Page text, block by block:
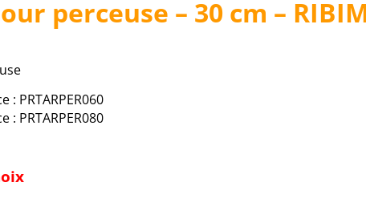
perceuse – 30 cm –
: PRTARPER060
: PRTARPER080